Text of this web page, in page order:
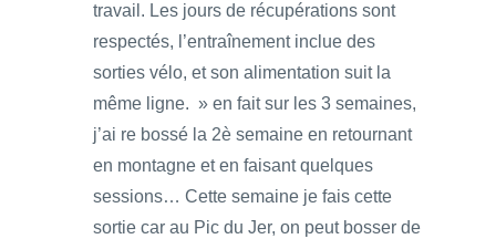
travail. Les jours de récupérations sont
respectés, l’entraînement inclue des
sorties vélo, et son alimentation suit la
même ligne. » en fait sur les 3 semaines,
j’ai re bossé la 2è semaine en retournant
en montagne et en faisant quelques
sessions… Cette semaine je fais cette
sortie car au Pic du Jer, on peut bosser de